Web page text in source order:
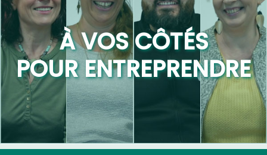
À VOS CÔTÉS
POUR ENTREPRENDRE